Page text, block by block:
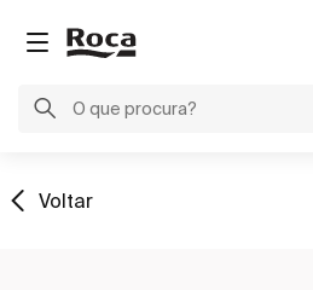
Voltar